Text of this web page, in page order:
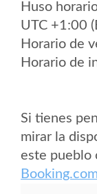
Huso
UTC +1:00
Horario de
Horario de
Si tienes
mirar la
este pueblo